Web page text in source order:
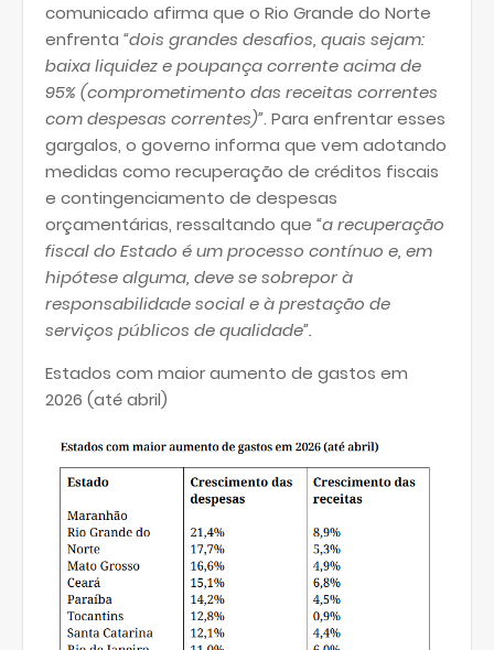
comunicado afirma que o Rio Grande do Norte
enfrenta “dois grandes desafios, quais sejam:
baixa liquidez e poupança corrente acima de
95% (comprometimento das receitas correntes
com despesas correntes)”. Para enfrentar esses
gargalos, o governo informa que vem adotando
medidas como recuperação de créditos fiscais
e contingenciamento de despesas
orçamentárias, ressaltando que “a recuperação
fiscal do Estado é um processo contínuo e, em
hipótese alguma, deve se sobrepor à
responsabilidade social e à prestação de
serviços públicos de qualidade”.
Estados com maior aumento de gastos em
2026 (até abril)